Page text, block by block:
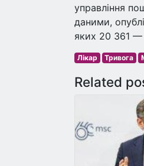
управління
даними,
яких 20 361 —
Лікар Тривога
Related